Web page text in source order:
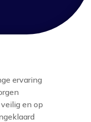
ervaring
en op